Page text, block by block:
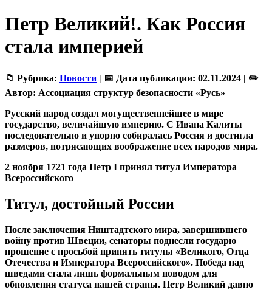
Петр Великий!. Как Россия
стала империей
📁 Рубрика: Новости | 📅 Дата публикации: 02.11.2024 | ✏️
Автор: Ассоциация структур безопасности «Русь»
Русский народ создал могущественнейшее в мире
государство, величайшую империю. С Ивана Калиты
последовательно и упорно собиралась Россия и достигла
размеров, потрясающих воображение всех народов мира.
2 ноября 1721 года Петр I принял титул Императора
Всероссийского
Титул, достойный России
После заключения Ништадтского мира, завершившего
войну против Швеции, сенаторы поднесли государю
прошение с просьбой принять титулы «Великого, Отца
Отечества и Императора Всероссийского». Победа над
шведами стала лишь формальным поводом для
обновления статуса нашей страны. Петр Великий давно